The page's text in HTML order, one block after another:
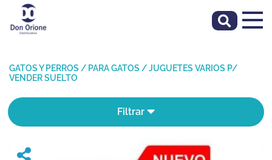
GATOS Y PERROS / PARA GATOS /JUGUETES VARIOS P/
VENDER SUELTO
Filtrar